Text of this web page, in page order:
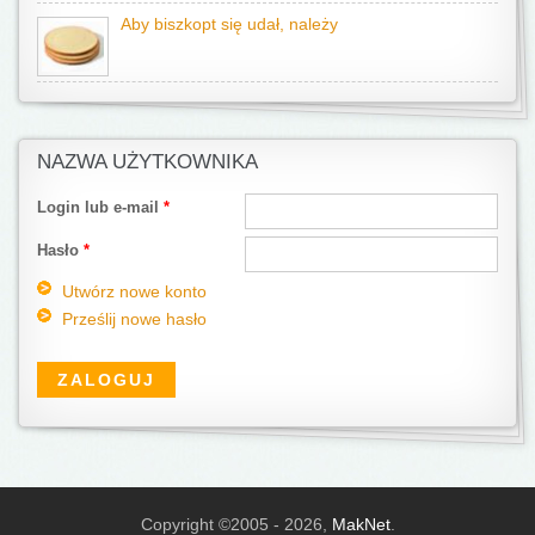
Aby biszkopt się udał, należy
NAZWA UŻYTKOWNIKA
Login lub e-mail *
Hasło *
Utwórz nowe konto
Prześlij nowe hasło
Copyright ©2005 - 2026, MakNet.